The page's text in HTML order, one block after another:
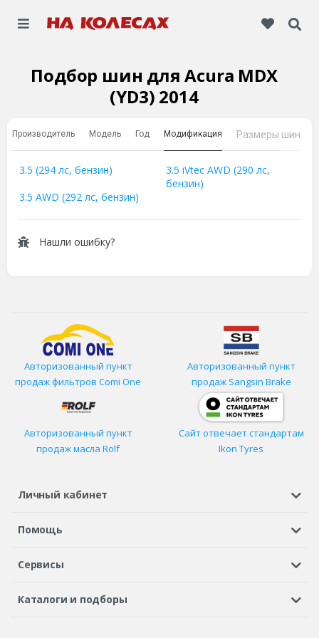
Подбор шин для Acura MDX
(YD3) 2014
Производитель Модель Год Модификация Размеры шин
3.5 (294 лс, бензин)
3.5 AWD (292 лс, бензин)
3.5 iVtec AWD (290 лс,
бензин)
Нашли ошибку?
Авторизованный пункт
продаж фильтров Comi One
Авторизованный пункт
продаж Sangsin Brake
Авторизованный пункт
продаж масла Rolf
Сайт отвечает стандартам
Ikon Tyres
Личный кабинет
Регистрация или вход
Помощь
Шины в кредит
Сервисы
Автосервисы
Бонусная программа
Каталоги и подборы